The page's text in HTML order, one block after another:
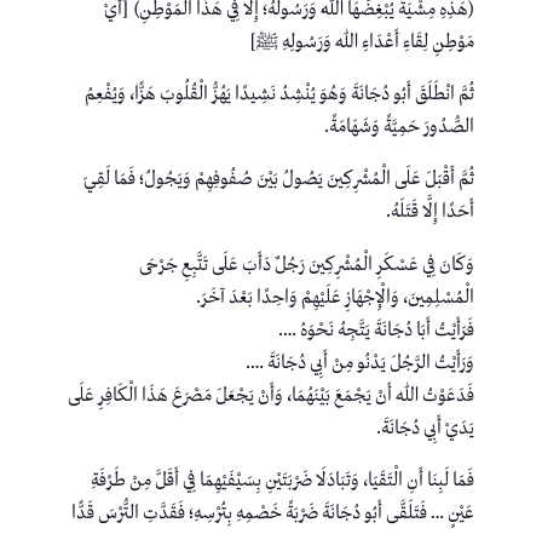
(هَذِهِ مِشْيَةٌ يُبْغِضُهَا اللهُ وَرَسُولُهُ؛ إِلَّا فِي هَذَا الْمَوْطِنِ) [أَيْ
مَوْطِنِ لِقَاءِ أَعْدَاءِ اللهِ وَرَسُولِهِ ﷺ]
ثُمَّ انْطَلَقَ أَبُو دُجَانَةَ وَهُوَ يُنْشِدُ نَشِيدًا يَهُزُّ الْقُلُوبَ هَزًّا، وَيُفْعِمُ
الصُّدُورَ حَمِيَّةً وَشَهَامَةً.
ثُمَّ أَقْبَلَ عَلَى الْمُشْرِكِينَ يَصُولُ بَيْنَ صُفُوفِهِمْ وَيَجُولُ؛ فَمَا لَقِيَ
أَحَدًا إِلَّا قَتَلَهُ.
وَكَانَ فِي عَسْكَرِ الْمُشْرِكِينَ رَجُلٌ دَأَبَ عَلَى تَتَّبِعِ جَرْحَى
الْمُسْلِمِينَ، وَالْإِجْهَازِ عَلَيْهِمْ وَاحِدًا بَعْدَ آخَرَ.
فَرَأَيْتُ أَبَا دُجَانَةَ يَتَّجِهُ نَحْوَهُ ….
وَرَأَيْتُ الرَّجُلَ يَدْنُو مِنْ أَبِي دُجَانَةَ ….
فَدَعَوْتُ اللهَ أَنْ يَجْمَعَ بَيْنَهُمَا، وَأَنْ يَجْعَلَ مَصْرَعَ هَذَا الْكَافِرِ عَلَى
يَدَيْ أَبِي دُجَانَةَ.
فَمَا لَبِنَا أَنِ الْتَقَيَا، وَتَبَادَلَا ضَرْبَتَيْنِ بِسَيْفَيْهِمَا فِي أَقَلَّ مِنْ طَرْفَةِ
عَيْنٍ … فَتَلَقَّى أَبُو دُجَانَةَ ضَرْبَةً خَصْمِهِ بِتُرْسِهِ؛ فَقَدَّتِ التُّرْسَ قَدًّا